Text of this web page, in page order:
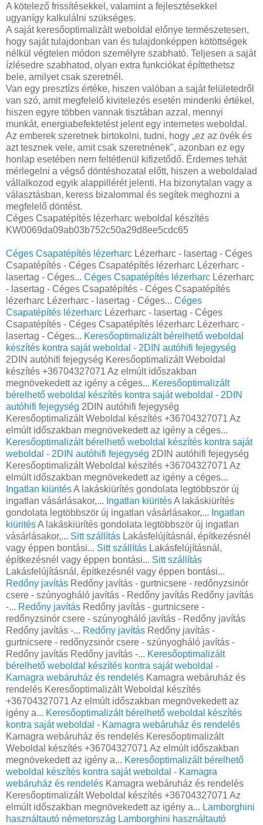
A kötelező frissítésekkel, valamint a fejlesztésekkel
ugyanígy kalkulálni szükséges.
A saját keresőoptimalizált weboldal előnye természetesen,
hogy saját tulajdonban van és tulajdonképpen kötöttségek
nélkül végtelen módon személyre szabható. Teljesen a saját
ízlésedre szabhatod, olyan extra funkciókat építtethetsz
bele, amilyet csak szeretnél.
Van egy presztízs értéke, hiszen valóban a saját felületedről
van szó, amit megfelelő kivitelezés esetén mindenki értékel,
hiszen egyre többen vannak tisztában azzal, mennyi
munkát, energiabefektetést jelent egy internetes weboldal.
Az emberek szeretnek birtokolni, tudni, hogy „ez az övék és
azt tesznek vele, amit csak szeretnének", azonban ez egy
honlap esetében nem feltétlenül kifizetődő. Érdemes tehát
mérlegelni a végső döntéshozatal előtt, hiszen a weboldalad
vállalkozod egyik alappillérét jelenti. Ha bizonytalan vagy a
választásban, keress bizalommal és segítek meghozni a
megfelelő döntést.
Céges Csapatépítés lézerharc weboldal készítés
KW0069da09ab03b752c50a29d8ee5cdc65
Céges Csapatépítés lézerharc Lézerharc - lasertag - Céges
Csapatépítés - Céges Csapatépítés lézerharc Lézerharc -
lasertag - Céges... Céges Csapatépítés lézerharc Lézerharc
- lasertag - Céges Csapatépítés - Céges Csapatépítés
lézerharc Lézerharc - lasertag - Céges... Céges
Csapatépítés lézerharc Lézerharc - lasertag - Céges
Csapatépítés - Céges Csapatépítés lézerharc Lézerharc -
lasertag - Céges... Keresőoptimalizált bérelhető weboldal
készítés kontra saját weboldal - 2DIN autóhifi fejegység
2DIN autóhifi fejegység Keresőoptimalizált Weboldal
készítés +36704327071 Az elmúlt időszakban
megnövekedett az igény a céges... Keresőoptimalizált
bérelhető weboldal készítés kontra saját weboldal - 2DIN
autóhifi fejegység 2DIN autóhifi fejegység
Keresőoptimalizált Weboldal készítés +36704327071 Az
elmúlt időszakban megnövekedett az igény a céges...
Keresőoptimalizált bérelhető weboldal készítés kontra saját
weboldal - 2DIN autóhifi fejegység 2DIN autóhifi fejegység
Keresőoptimalizált Weboldal készítés +36704327071 Az
elmúlt időszakban megnövekedett az igény a céges...
Ingatlan kiüritésA lakáskiürítés gondolata legtöbbször új
ingatlan vásárlásakor,... Ingatlan kiüritésA lakáskiürítés
gondolata legtöbbször új ingatlan vásárlásakor,... Ingatlan
kiüritésA lakáskiürítés gondolata legtöbbször új ingatlan
vásárlásakor,... Sitt szállítás Lakásfelújításnál, építkezésnél
vagy éppen bontási... Sitt szállítás Lakásfelújításnál,
építkezésnél vagy éppen bontási... Sitt szállítás
Lakásfelújításnál, építkezésnél vagy éppen bontási...
Redőny javítás Redőny javítás - gurtnicsere - redőnyzsinór
csere - szúnyogháló javítás - Redőny javítás Redőny javítás
-... Redőny javítás Redőny javítás - gurtnicsere -
redőnyzsinór csere - szúnyogháló javítás - Redőny javítás
Redőny javítás -... Redőny javítás Redőny javítás -
gurtnicsere - redőnyzsinór csere - szúnyogháló javítás -
Redőny javítás Redőny javítás -... Keresőoptimalizált
bérelhető weboldal készítés kontra saját weboldal -
Kamagra webáruház és rendelés Kamagra webáruház és
rendelés Keresőoptimalizált Weboldal készítés
+36704327071 Az elmúlt időszakban megnövekedett az
igény a... Keresőoptimalizált bérelhető weboldal készítés
kontra saját weboldal - Kamagra webáruház és rendelés
Kamagra webáruház és rendelés Keresőoptimalizált
Weboldal készítés +36704327071 Az elmúlt időszakban
megnövekedett az igény a... Keresőoptimalizált bérelhető
weboldal készítés kontra saját weboldal - Kamagra
webáruház és rendelés Kamagra webáruház és rendelés
Keresőoptimalizált Weboldal készítés +36704327071 Az
elmúlt időszakban megnövekedett az igény a... Lamborghini
használtautó németország Lamborghini használtautó